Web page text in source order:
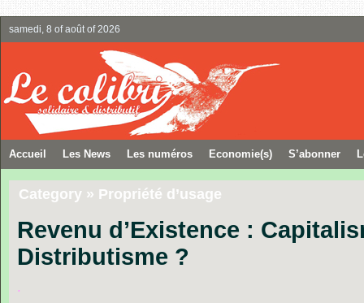
samedi, 8 of août of 2026
Accueil Les News Les numéros Economie(s) S’abonner
Category » Propriété d’usage
Revenu d’Existence :
Distributisme ?
.